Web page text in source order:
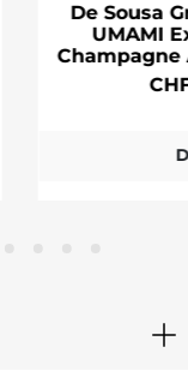
De Sousa
UMAMI
Champagne